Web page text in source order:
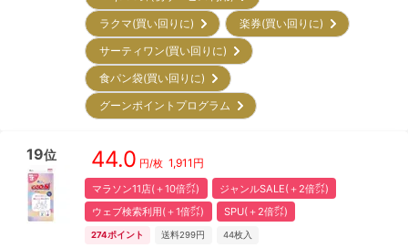
ラクマ(買い回りに)
楽券(買い回りに)
サーティワン(買い回りに)
食パン袋(買い回りに)
グーンポイントプログラム
19位 44.0 円/枚 1,911 円
マラソン11店(＋10倍㌽)
ジャンルSALE(＋2倍㌽)
ウェブ検索利用(＋1倍㌽)
SPU(＋2倍㌽)
274ポイント 送料299円 44枚入